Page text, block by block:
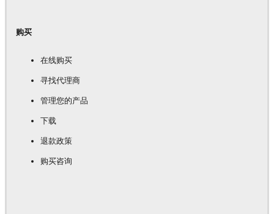
购买
在线购买
寻找代理商
管理您的产品
下载
退款政策
购买咨询